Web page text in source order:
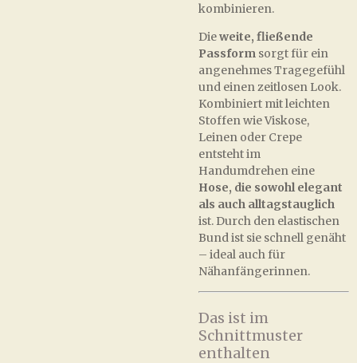
kombinieren.
Dieweite, fließende
Passform sorgt für ein
angenehmes Tragegefühl
und einen zeitlosen Look.
Kombiniert mit leichten
Stoffen wie Viskose,
Leinen oder Crepe
entsteht im
Handumdrehen eine
Hose, die sowohl elegant
als auch alltagstauglich
ist. Durch den elastischen
Bund ist sie schnell genäht
– ideal auch für
Nähanfängerinnen.
Das ist im
Schnittmuster
enthalten